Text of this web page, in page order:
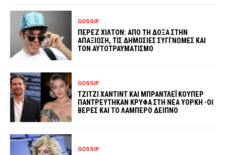
GOSSIP
ΠΕΡΕΖ ΧΙΛΤΟΝ: ΑΠΟ ΤΗ ΔΟΞΑ ΣΤΗΝ
ΑΠΑΞΙΩΣΗ, ΤΙΣ ΔΗΜΟΣΙΕΣ ΣΥΓΓΝΩΜΕΣ ΚΑΙ
ΤΟΝ ΑΥΤΟΤΡΑΥΜΑΤΙΣΜΟ
GOSSIP
ΤΖΙΤΖΙ ΧΑΝΤΙΝΤ ΚΑΙ ΜΠΡΑΝΤΛΕΪ ΚΟΥΠΕΡ
ΠΑΝΤΡΕΥΤΗΚΑΝ ΚΡΥΦΑ ΣΤΗ ΝΕΑ ΥΟΡΚΗ -ΟΙ
ΒΕΡΕΣ ΚΑΙ ΤΟ ΛΑΜΠΕΡΟ ΔΕΙΠΝΟ
GOSSIP